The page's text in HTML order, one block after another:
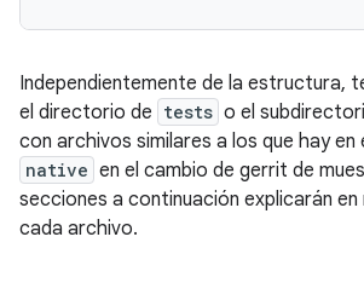
Independientemente de la estructura,
el directorio de tests o el
con archivos similares a los que hay
native en el cambio de gerrit de
secciones a continuación explicarán
cada archivo.